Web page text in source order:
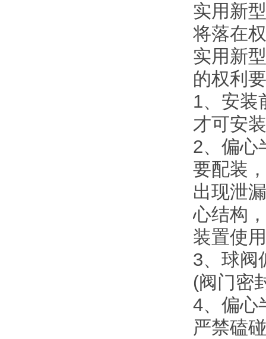
实用新
将落在
实用新
的权利
1、安装
才可安
2、偏心
要配装
出现泄
心结构
装置使
3、球阀
(阀门密
4、偏心
严禁磕